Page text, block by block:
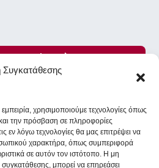
Συγκατάθεσης
χρησιμοποιούμε τεχνολογίες όπως
την πρόσβαση σε πληροφορίες
εν λόγω τεχνολογίες θα μας επιτρέψει να
χαρακτήρα, όπως συμπεριφορά
σε αυτόν τον ιστότοπο. Η μη
μπορεί να επηρεάσει
στα κοινωνικά δίκτυα
FacebookInstagram